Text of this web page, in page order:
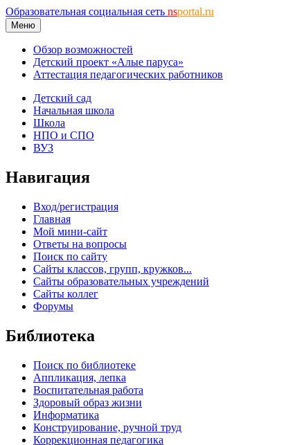
Образовательная социальная сеть nsportal.ru
Меню
Обзор возможностей
Детский проект «Алые паруса»
Аттестация педагогических работников
Детский сад
Начальная школа
Школа
НПО и СПО
ВУЗ
Навигация
Вход/регистрация
Главная
Мой мини-сайт
Ответы на вопросы
Поиск по сайту
Сайты классов, групп, кружков...
Сайты образовательных учреждений
Сайты коллег
Форумы
Библиотека
Поиск по библиотеке
Аппликация, лепка
Воспитательная работа
Здоровый образ жизни
Информатика
Конструирование, ручной труд
Коррекционная педагогика